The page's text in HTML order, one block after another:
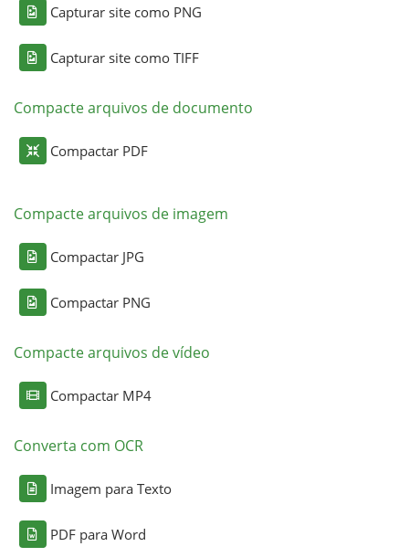
Capturar site como PNG
Capturar site como TIFF
Compacte arquivos de documento
Compactar PDF
Compacte arquivos de imagem
Compactar JPG
Compactar PNG
Compacte arquivos de vídeo
Compactar MP4
Converta com OCR
Imagem para Texto
PDF para Word